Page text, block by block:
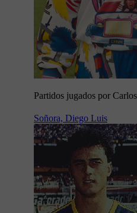
Partidos jugados por
Soñora, Diego Luis